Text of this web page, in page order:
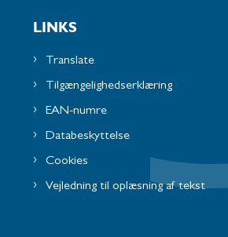
LINKS
Translate
Tilgængelighedserklæring
EAN-numre
Databeskyttelse
Cookies
Vejledning til oplæsning af tekst